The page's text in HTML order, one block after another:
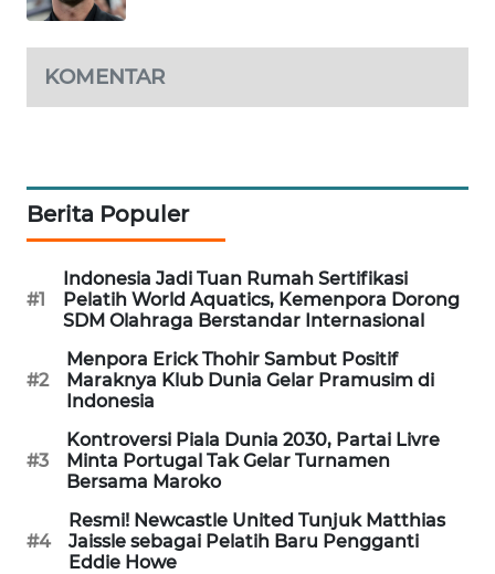
KOMENTAR
Berita Populer
#1
Indonesia Jadi Tuan Rumah Sertifikasi
Pelatih World Aquatics, Kemenpora Dorong
SDM Olahraga Berstandar Internasional
#2
Menpora Erick Thohir Sambut Positif
Maraknya Klub Dunia Gelar Pramusim di
Indonesia
#3
Kontroversi Piala Dunia 2030, Partai Livre
Minta Portugal Tak Gelar Turnamen
Bersama Maroko
#4
Resmi! Newcastle United Tunjuk Matthias
Jaissle sebagai Pelatih Baru Pengganti
Eddie Howe
NEWS
JURNAL
HUMBANG
NEWS
GARONGGANG
NEWS
FISUELRI
ID
ENERGI
NEWS
CILEUNGSI
NEWS